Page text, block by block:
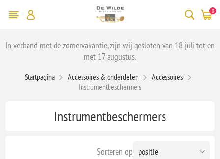
0
In verband met de zomervakantie, zijn wij gesloten van 18 juli tot en
met 17 augustus.
Startpagina Accessoires & onderdelen
Accessoires
Instrumentbeschermers
Instrumentbeschermers
Sorteren op